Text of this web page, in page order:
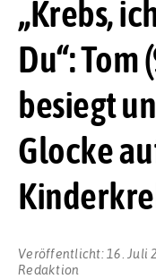
„Krebs,
Du“: Tom
besiegt
Glocke
Veröffentlicht: 16. Juli
Redaktion